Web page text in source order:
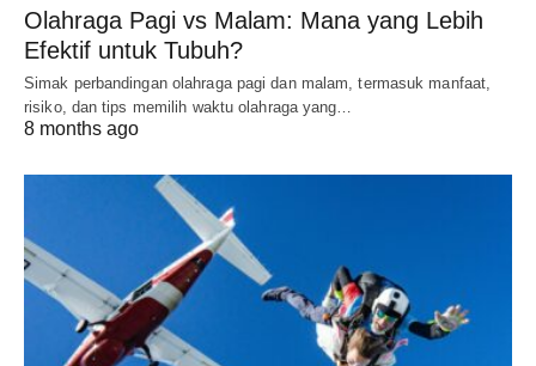
Olahraga Pagi vs Malam: Mana yang Lebih
Efektif untuk Tubuh?
Simak perbandingan olahraga pagi dan malam, termasuk manfaat,
risiko, dan tips memilih waktu olahraga yang…
8 months ago